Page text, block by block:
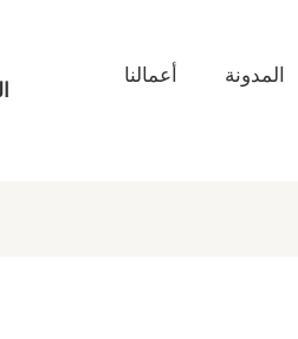
المدونة
أعمالنا